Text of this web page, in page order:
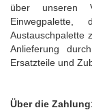
über unseren
Austauschpalette
Anlieferung
Ersatzteile und
Über die